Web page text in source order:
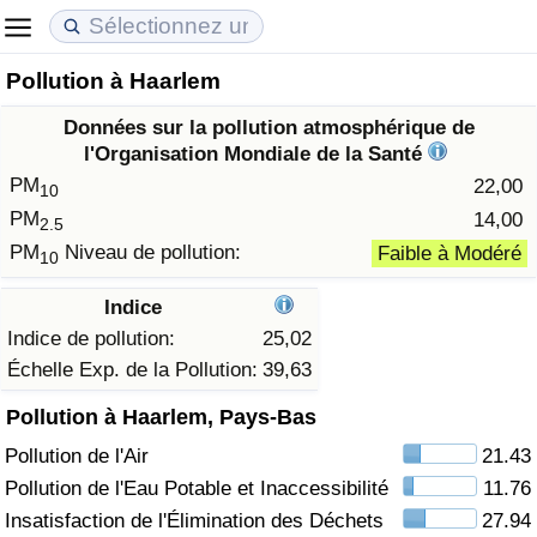
Pollution à Haarlem
Données sur la pollution atmosphérique de
l'Organisation Mondiale de la Santé
PM10
22,00
PM2.5
14,00
PM10 Niveau de pollution: Faible à Modéré
Indice
Indice de pollution:
25,02
Échelle Exp. de la Pollution: 39,63
Pollution à Haarlem, Pays-Bas
Pollution de l'Air
21.43
Pollution de l'Eau Potable et Inaccessibilité
11.76
Insatisfaction de l'Élimination des Déchets
27.94
Coût de la vie
Indice du Coût de la Vie (Actuel)
Indice du Coût de la Vie
à Akaba
Prix de l'immobilier
Indice des Prix de l'immobilier (Actuel)
Indice des Prix de l'immobilier
Indice des Prix de l'immobilier par Pays
Qualité de Vie
Indice de Qualité de Vie
Indice de Qualité de Vie (Actuel)
Criminalité
Indice de Criminalité (Actuel)
Indice de Criminalité
Indice de criminalité par pays